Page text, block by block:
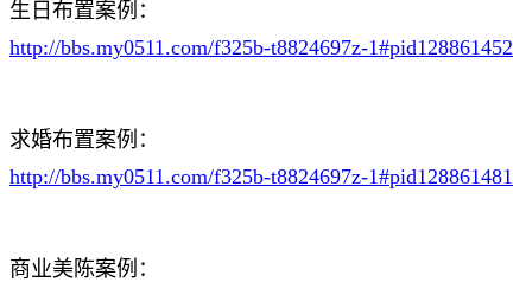
生日布置案例：
http://bbs.my0511.com/f325b-t8824697z-1#pid128861452
求婚布置案例：
http://bbs.my0511.com/f325b-t8824697z-1#pid128861481
商业美陈案例：